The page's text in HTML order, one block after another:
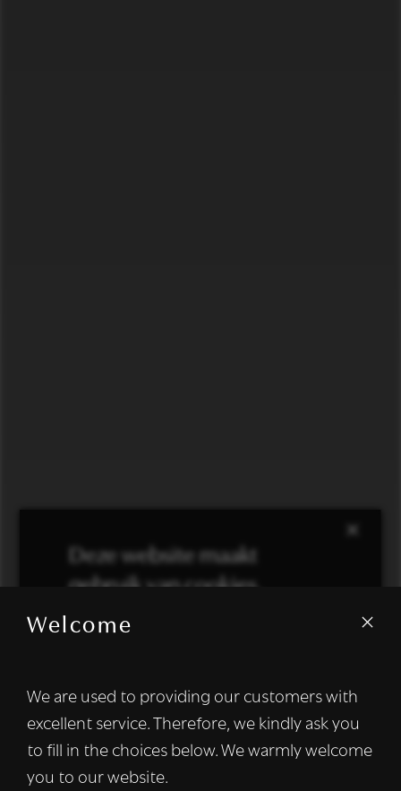
Welcome
We are used to providing our customers with
excellent service. Therefore, we kindly ask you
to fill in the choices below. We warmly welcome
you to our website.
×
Deze website maakt
gebruik van cookies.
We gebruiken cookies om inhoud en
informatie over uw gebruik van onze site
met onze advertentie- en analysepartners,
die deze kunnen combineren met andere
informatie die u aan hen heeft verstrekt of